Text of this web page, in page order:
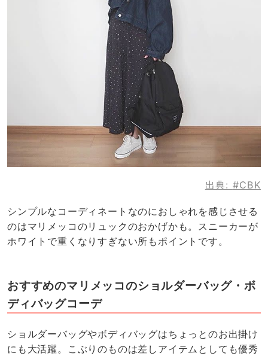
出典: #CBK
シンプルなコーディネートなのにおしゃれを感じさせる
のはマリメッコのリュックのおかげかも。スニーカーが
ホワイトで重くなりすぎない所もポイントです。
おすすめのマリメッコのショルダーバッグ・ボ
ディバッグコーデ
ショルダーバッグやボディバッグはちょっとのお出掛け
にも大活躍。こぶりのものは差しアイテムとしても優秀